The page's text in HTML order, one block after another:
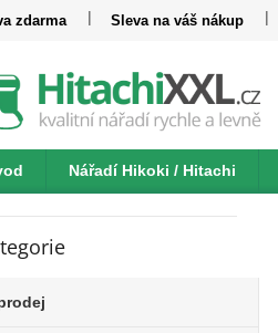
zdarma Sleva na váš nákup
Nářadí Hikoki / Hitachi
Kontakt